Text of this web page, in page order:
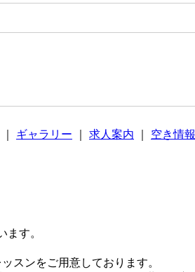
ギャラリー 求人案内 空き情報
す。
スンをご用意しております。